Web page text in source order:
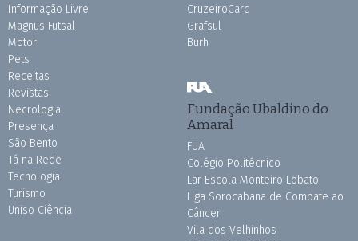
Informação Livre
Magnus Futsal
Motor
Pets
Receitas
Revistas
Necrologia
Presença
São Bento
Tá na Rede
Tecnologia
Turismo
Uniso Ciência
CruzeiroCard
Grafsul
Burh
Fundação Ubaldino do
Amaral
FUA
Colégio Politécnico
Lar Escola Monteiro Lobato
Liga Sorocabana de Combate ao
Câncer
Vila dos Velhinhos